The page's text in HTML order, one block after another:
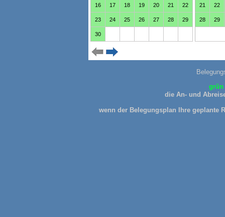
grün
die An- und
wenn der Belegungsplan Ihre geplante